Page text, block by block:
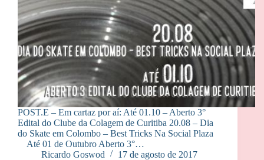
POST.E – Em cartaz por aí: Até 01.10 – Aberto 3°
Edital do Clube da Colagem de Curitiba 20.08 – Dia
do Skate em Colombo – Best Tricks Na Social Plaza
Até 01 de Outubro Aberto 3°…
Ricardo Goswod
17 de agosto de 2017